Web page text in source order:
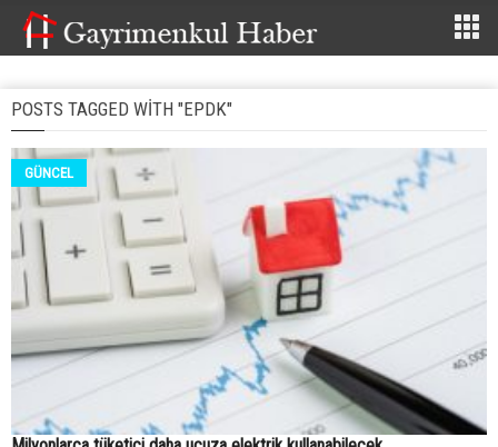
POSTS TAGGED WITH "EPDK"
GÜNCEL